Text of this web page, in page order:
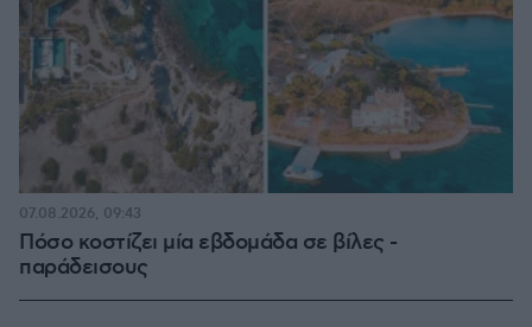
Πόσο κοστίζει μία εβδομάδα σε βίλες -
παράδεισους
07.08.2026, 09:43